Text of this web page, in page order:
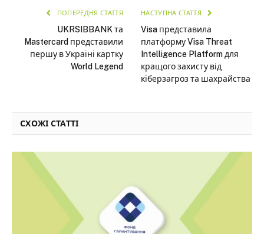
ПОПЕРЕДНЯ СТАТТЯ
UKRSIBBANK та
Mastercard представили
першу в Україні картку
World Legend
НАСТУПНА СТАТТЯ
Visa представила
платформу Visa Threat
Intelligence Platform для
кращого захисту від
кіберзагроз та шахрайства
СХОЖІ СТАТТІ